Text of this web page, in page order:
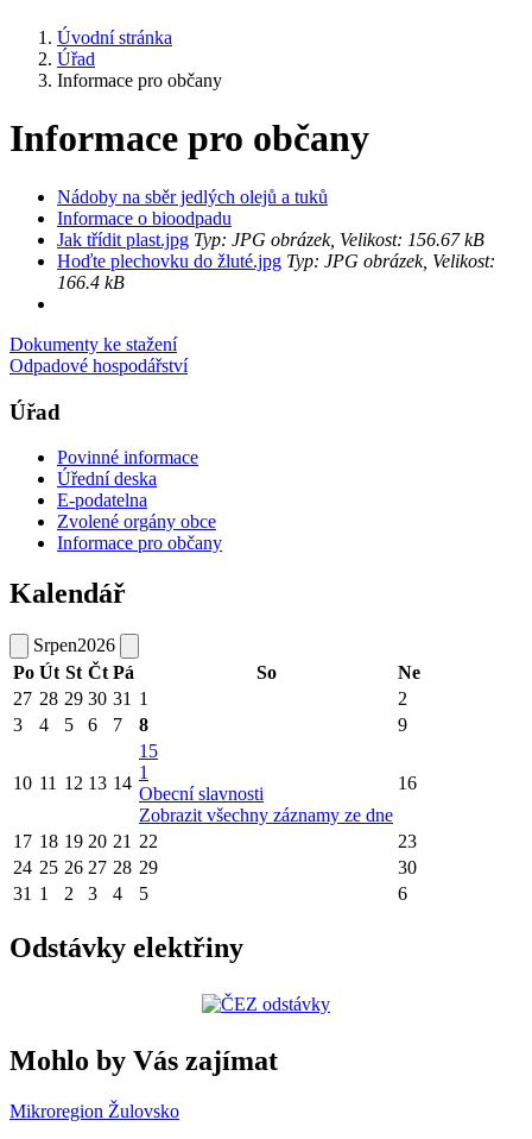
Úvodní stránka
Úřad
Informace pro občany
Informace pro občany
Nádoby na sběr jedlých olejů a tuků
Informace o bioodpadu
Jak třídit plast.jpg Typ: JPG obrázek, Velikost: 156.67 kB
Hoďte plechovku do žluté.jpg Typ: JPG obrázek, Velikost:
166.4 kB
Dokumenty ke stažení
Odpadové hospodářství
Úřad
Povinné informace
Úřední deska
E-podatelna
Zvolené orgány obce
Informace pro občany
Kalendář
Srpen2026
Po Út St Čt Pá So
Ne
27 28 29 30 31 1
2
3
4 5 6 7 8 9
10 11 12 13 14
15
1
Obecní slavnosti
Zobrazit všechny záznamy ze dne
16
17 18 19 20 21 22
23
24 25 26 27 28 29
30
31 1 2 3 4 5 6
Odstávky elektřiny
Mohlo by Vás zajímat
Mikroregion Žulovsko